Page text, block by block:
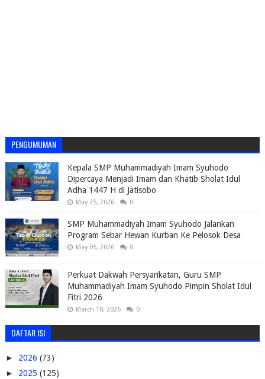
PENGUMUMAN
Kepala SMP Muhammadiyah Imam Syuhodo
Dipercaya Menjadi Imam dan Khatib Sholat Idul
Adha 1447 H di Jatisobo
May 25, 2026 0
SMP Muhammadiyah Imam Syuhodo Jalankan
Program Sebar Hewan Kurban Ke Pelosok Desa
May 05, 2026 0
Perkuat Dakwah Persyarikatan, Guru SMP
Muhammadiyah Imam Syuhodo Pimpin Sholat Idul
Fitri 2026
March 18, 2026 0
DAFTAR ISI
► 2026 (73)
► 2025 (125)